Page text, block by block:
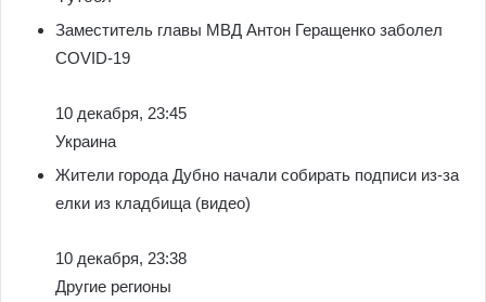
Заместитель главы МВД Антон Геращенко заболел
COVID-19
10 декабря, 23:45
Украина
Жители города Дубно начали собирать подписи из-за
елки из кладбища (видео)
10 декабря, 23:38
Другие регионы